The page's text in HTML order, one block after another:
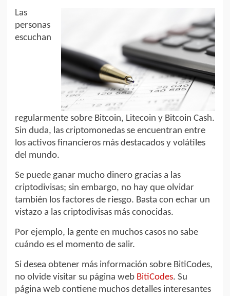
Las
personas
escuchan
regularmente sobre Bitcoin, Litecoin y Bitcoin Cash.
Sin duda, las criptomonedas se encuentran entre
los activos financieros más destacados y volátiles
del mundo.
Se puede ganar mucho dinero gracias a las
criptodivisas; sin embargo, no hay que olvidar
también los factores de riesgo. Basta con echar un
vistazo a las criptodivisas más conocidas.
Por ejemplo, la gente en muchos casos no sabe
cuándo es el momento de salir.
Si desea obtener más información sobre BitiCodes,
no olvide visitar su página web BitiCodes. Su
página web contiene muchos detalles interesantes